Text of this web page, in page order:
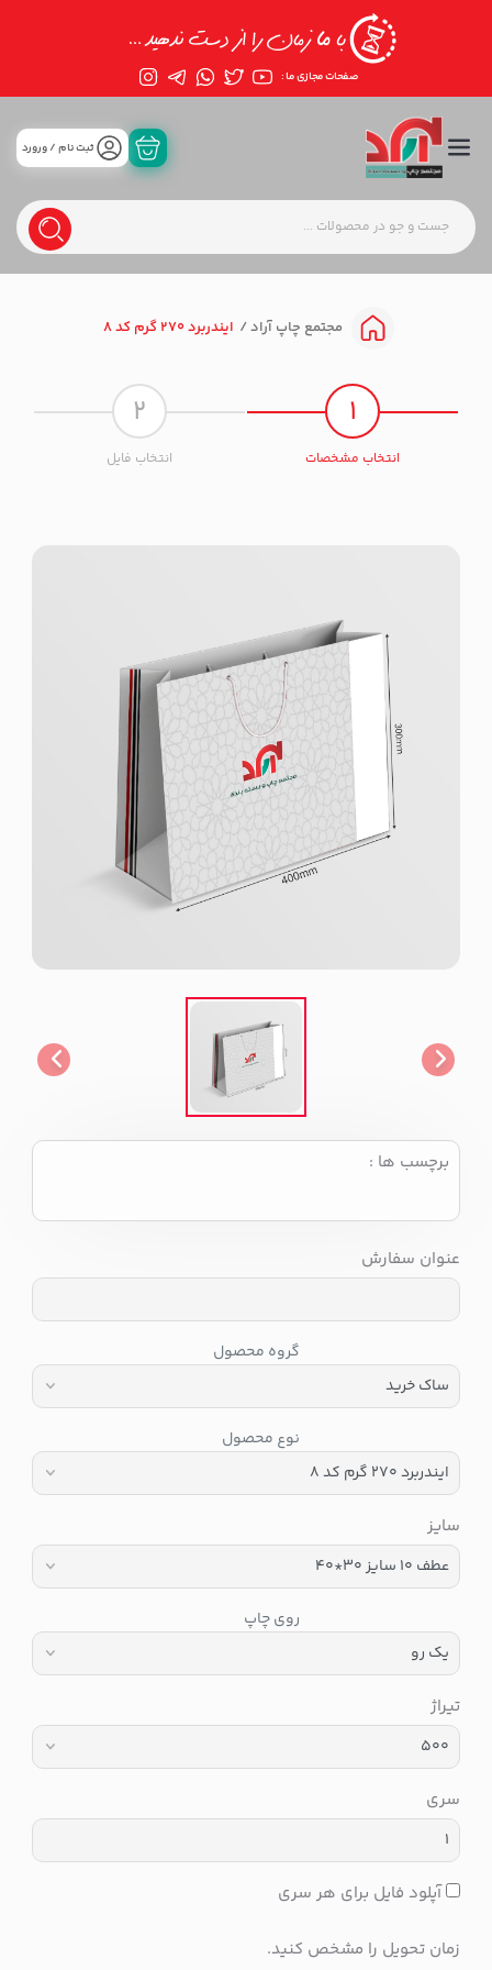
صفحات مجازی ما :
ثبت نام / ورورد
مجتمع چاپ آراد ایندربرد 270 گرم کد 8
1
انتخاب مشخصات
2
انتخاب فایل
برچسب ها :
عنوان سفارش
گروه محصول
نوع محصول
سایز
روی چاپ
تیراژ
سری
آپلود فایل برای هر سری
زمان تحویل را مشخص کنید.